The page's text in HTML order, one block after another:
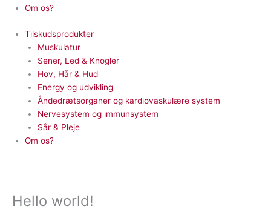
Om os?
Tilskudsprodukter
Muskulatur
Sener, Led & Knogler
Hov, Hår & Hud
Energy og udvikling
Åndedrætsorganer og kardiovaskulære system
Nervesystem og immunsystem
Sår & Pleje
Om os?
Hello world!